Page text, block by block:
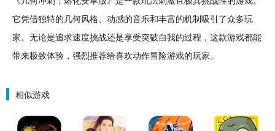
它凭借独特的几何风格、动感的音乐和丰富的机制吸引了众多玩
家。无论是追求速度挑战还是享受突破自我的过程，这款游戏都能
带来极致体验，强烈推荐给喜欢动作冒险游戏的玩家。
相似游戏